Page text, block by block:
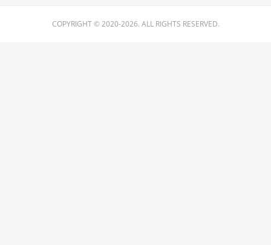
COPYRIGHT © 2020-2026. ALL RIGHTS RESERVED.